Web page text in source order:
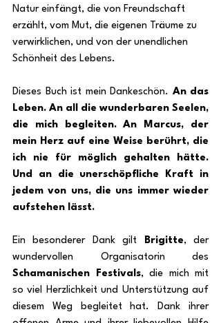
Natur einfängt, die von Freundschaft
erzählt, vom Mut, die eigenen Träume zu
verwirklichen, und von der unendlichen
Schönheit des Lebens.
Dieses Buch ist mein Dankeschön. An das
Leben. An all die wunderbaren Seelen,
die mich begleiten. An Marcus, der
mein Herz auf eine Weise berührt, die
ich nie für möglich gehalten hätte.
Und an die unerschöpfliche Kraft in
jedem von uns, die uns immer wieder
aufstehen lässt.
Ein besonderer Dank gilt Brigitte, der
Schamanischen Festivals, die mich mit
so viel Herzlichkeit und Unterstützung auf
diesem Weg begleitet hat. Dank ihrer